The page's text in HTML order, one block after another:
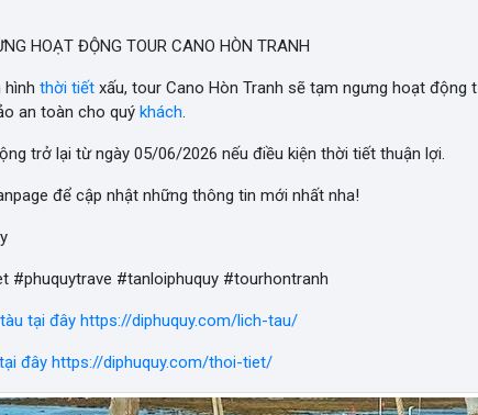
HOẠT ĐỘNG TOUR CANO HÒN TRANH
hình thời tiết xấu, tour Cano Hòn Tranh sẽ tạm ngưng hoạt động
an toàn cho quý khách.
trở lại từ ngày 05/06/2026 nếu điều kiện thời tiết thuận lợi.
để cập nhật những thông tin mới nhất nha!
#phuquytrave #tanloiphuquy #tourhontranh
tại đây https://diphuquy.com/lich-tau/
đây https://diphuquy.com/thoi-tiet/